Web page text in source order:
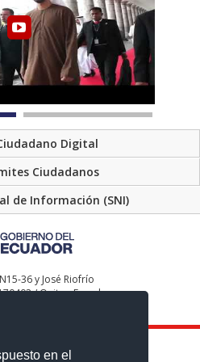
en el
Digital
Ciudadanos
de Información (SNI)
36 y José Riofrío
/ Quito - Ecuador